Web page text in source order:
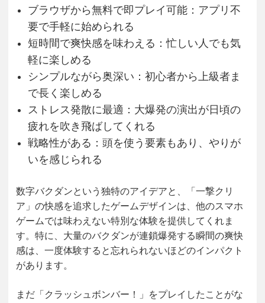
ブラウザから無料で即プレイ可能 ：アプリ不
要で手軽に始められる
短時間で爽快感を味わえる ：忙しい人でも気
軽に楽しめる
シンプルながら奥深い ：初心者から上級者ま
で長く楽しめる
ストレス発散に最適 ：大爆発の演出が日頃の
疲れを吹き飛ばしてくれる
戦略性がある ：頭を使う要素もあり、やりが
いを感じられる
数字バクダンという独特のアイデアと、「一撃クリ
ア」の快感を追求したゲームデザインは、他のスマホ
ゲームでは味わえない特別な体験を提供してくれま
す。特に、大量のバクダンが連鎖爆発する瞬間の爽快
感は、一度体験すると忘れられないほどのインパクト
があります。
まだ「クラッシュボンバー！」をプレイしたことがな